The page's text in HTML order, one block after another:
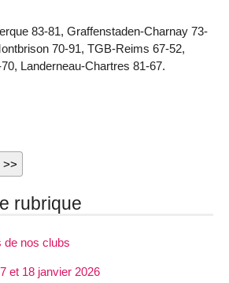
83-81, Graffenstaden-Charnay 73-
70-91, TGB-Reims 67-52,
Landerneau-Chartres 81-67.
rubrique
de nos clubs
et 18 janvier 2026